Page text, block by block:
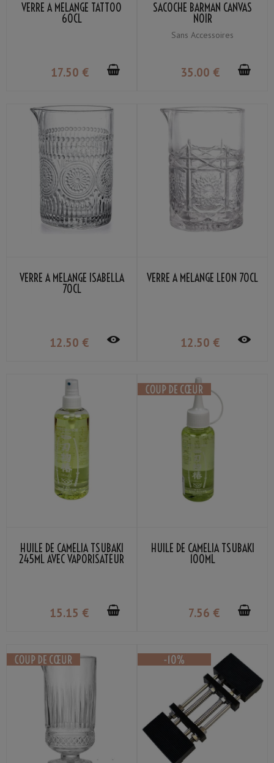
VERRE À MÉLANGE TATTOO
60CL
17.50 €
SACOCHE BARMAN CANVAS
NOIR
Sans Accessoires
35.00 €
VERRE À MÉLANGE ISABELLA
70CL
12.50 €
VERRE À MÉLANGE LEON 70CL
12.50 €
HUILE DE CAMÉLIA TSUBAKI
245ML AVEC VAPORISATEUR
15.15 €
HUILE DE CAMÉLIA TSUBAKI
100ML
7.56 €